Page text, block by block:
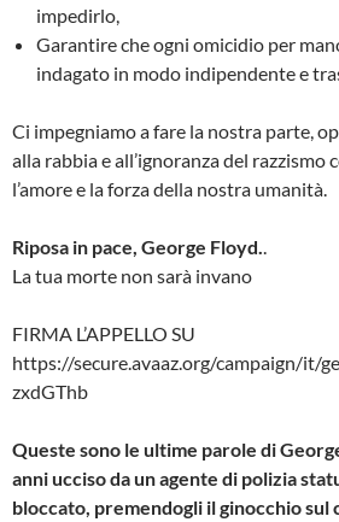
impedirlo,
Garantire che ogni omicidio per
indagato in modo indipendente e
Ci impegniamo a fare la nostra parte,
alla rabbia e all’ignoranza del razzismo
l’amore e la forza della nostra umanità.
Riposa in pace, George Floyd.
La tua morte non sarà invano
FIRMA L’APPELLO SU
https://secure.avaaz.org/campaign/it/
zxdGThb
Queste sono le ultime parole di
anni ucciso da un agente di polizia
bloccato, premendogli il ginocchio sul